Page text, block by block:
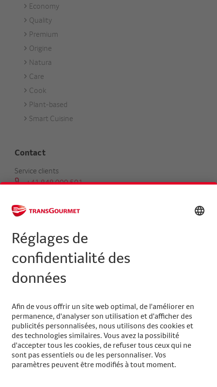
Footer
Unsere
Marken
Economy
Quality
Premium
Origine
Natura
Care
Cook
Plant-based
Smart Cuisine
Contact
Service clients
+41 848 000 501
Trouver un conseiller clientèle
Centrale
+41 31 858 48 48
info@transgourmet.ch
your
language
Suivez-nous sur